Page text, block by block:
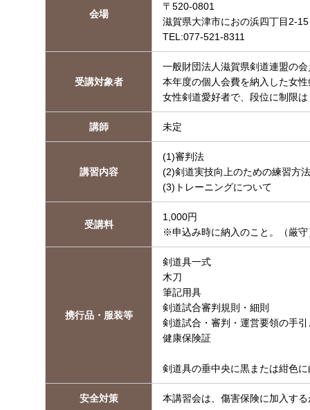
会場
〒520-0801
滋賀県大津市におの浜四丁目2-15
TEL:077-521-8311
受講対象者
一般財団法人滋賀県剣道連盟の
本年度の個人会費を納入した女
女性剣道愛好者で、段位に制限
講師 未定
講習内容
(1)審判法
(2)剣道実技向上のための練習方
(3)トレーニングについて
受講料
1,000円
※申込み時に納入のこと。（厳守
携行品・服装等
剣道具一式
木刀
筆記用具
剣道試合審判規則・細則
剣道試合・審判・運営要領の手引
健康保険証
剣道具の垂中央に黒または紺色
安全対策 本講習会は、傷害保険に加入す